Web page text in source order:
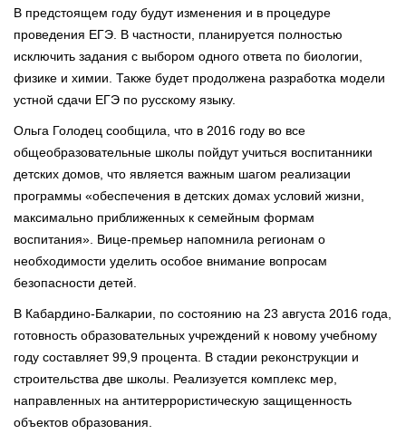
В предстоящем году будут изменения и в процедуре
проведения ЕГЭ. В частности, планируется полностью
исключить задания с выбором одного ответа по биологии,
физике и химии. Также будет продолжена разработка модели
устной сдачи ЕГЭ по русскому языку.
Ольга Голодец сообщила, что в 2016 году во все
общеобразовательные школы пойдут учиться воспитанники
детских домов, что является важным шагом реализации
программы «обеспечения в детских домах условий жизни,
максимально приближенных к семейным формам
воспитания». Вице-премьер напомнила регионам о
необходимости уделить особое внимание вопросам
безопасности детей.
В Кабардино-Балкарии, по состоянию на 23 августа 2016 года,
готовность образовательных учреждений к новому учебному
году составляет 99,9 процента. В стадии реконструкции и
строительства две школы. Реализуется комплекс мер,
направленных на антитеррористическую защищенность
объектов образования.